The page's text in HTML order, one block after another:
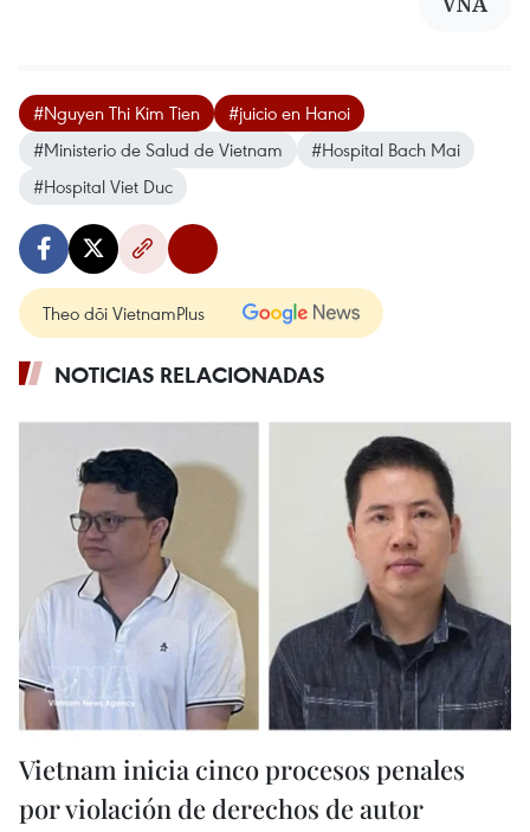
#Nguyen Thi Kim Tien
#juicio en Hanoi
#Ministerio de Salud de Vietnam
#Hospital Bach Mai
#Hospital Viet Duc
Theo dõi VietnamPlus
NOTICIAS RELACIONADAS
Vietnam inicia cinco procesos penales
por violación de derechos de autor